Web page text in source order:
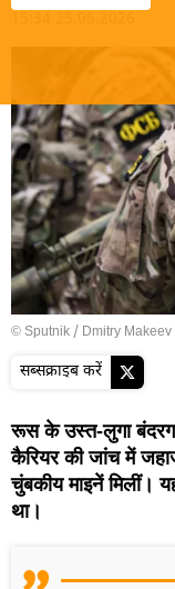
© Sputnik / Dmitry Makeev
सब्सक्राइब करें
रूस के उस्त-लुगा
कैरियर की जांच में
चुंबकीय माइनें मिलीं।
था।